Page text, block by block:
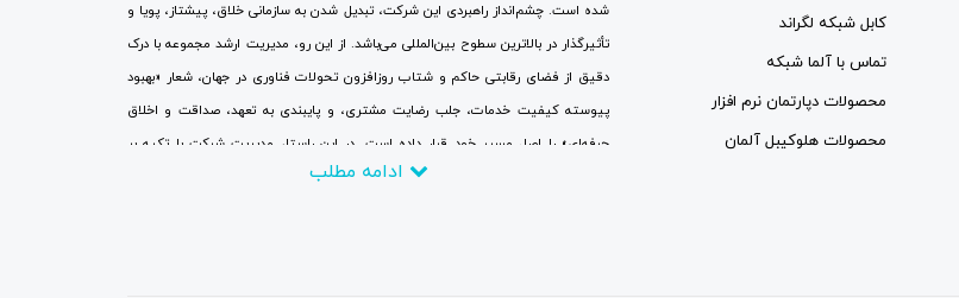
کابل شبکه لگراند
تماس با آلما شبکه
محصولات دپارتمان نرم افزار
محصولات هلوکیبل آلمان
شده است. چشم‌انداز راهبردی این شرکت، تبدیل شدن به سازمانی خلاق، پیشتاز، پویا و
تأثیرگذار در بالاترین سطوح بین‌المللی می‌باشد. از این رو، مدیریت ارشد مجموعه با درک
دقیق از فضای رقابتی حاکم و شتاب روزافزون تحولات فناوری در جهان، شعار «بهبود
پیوسته کیفیت خدمات، جلب رضایت مشتری، و پایبندی به تعهد، صداقت و اخلاق
حرفه‌ای» را اصل مسیر خود قرار داده است. در این راستا، مدیریت شرکت با تکیه بر
نیروهای متخصص انسانی و سرمایه‌گذاری مالی گسترده، جایگزینی نگرش‌های نوین به